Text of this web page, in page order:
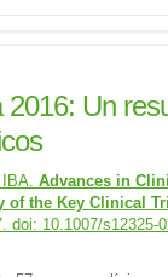
Un
Advances in
of the Key Clinical
doi: 10.1007/s12325-